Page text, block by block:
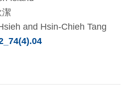
潔
and Hsin-Chieh Tang